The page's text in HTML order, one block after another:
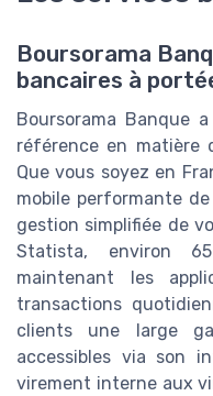
Boursorama
bancaires à
Boursorama Banque
référence en matière
Que vous soyez en
mobile performante
gestion simplifiée de
Statista, environ
maintenant les
transactions
clients une large
accessibles via son
virement interne aux